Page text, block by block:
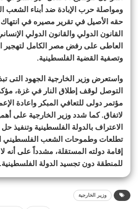
ومواصلة حرب الإبادة ضد أبناء الشعب
حقه الأصيل في تقرير مصيره في
القانون الدولي والقانون الدولي
العاطى على رفض مصر الكامل لتهجير
وتصفية القضية الفلسطينية.
واستعرض وزير الخارجية الجهود التى
التوصل لوقف إطلاق النار في غزة،
مؤتمر دولى للتعافي المبكر واعادة
لاتفاق. كما شدد وزير الخارجية على
الاعتراف بالدولة الفلسطينية وتنفيذ حل
تطلعات وطموحات الشعب الفلسطيني
إقامة دولته المستقلة، مشدداً على أنه
للمنطقة دون تجسيد الدولة الفلسطينية.
وزير الخارجية